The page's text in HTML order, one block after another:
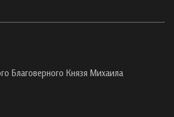
Благоверного Князя Михаила